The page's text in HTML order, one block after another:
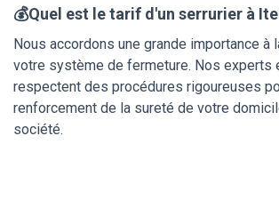
💰Quel est le tarif d'un serrurier à
Nous accordons une grande importance à
votre système de fermeture. Nos experts
respectent des procédures rigoureuses
renforcement de la sureté de votre
société.